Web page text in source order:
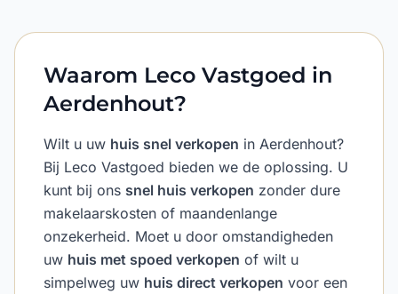
Waarom Leco Vastgoed in
Aerdenhout?
Wilt u uw huis snel verkopen in Aerdenhout?
Bij Leco Vastgoed bieden we de oplossing. U
kunt bij ons snel huis verkopen zonder dure
makelaarskosten of maandenlange
onzekerheid. Moet u door omstandigheden
uw huis met spoed verkopen of wilt u
simpelweg uw huis direct verkopen voor een